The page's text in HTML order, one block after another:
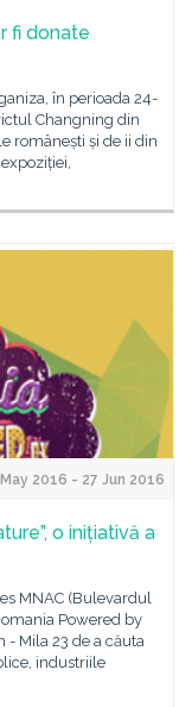
fi donate
în perioada 24-
Changning din
românești și de ii din
2016 - 27 Jun 2016
o inițiativă a
MNAC (Bulevardul
Powered by
- Mila 23 de a căuta
industriile